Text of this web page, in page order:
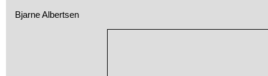
Bjarne Albertsen